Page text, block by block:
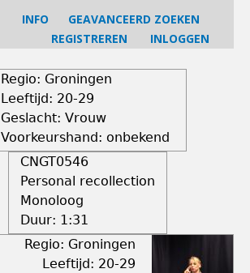
INFO
GEAVANCEERD ZOEKEN
REGISTREREN
INLOGGEN
Regio: Groningen
Leeftijd: 20-29
Geslacht: Vrouw
Voorkeurshand: onbekend
CNGT0546
Personal recollection
Monoloog
Duur: 1:31
Regio: Groningen
Leeftijd: 20-29